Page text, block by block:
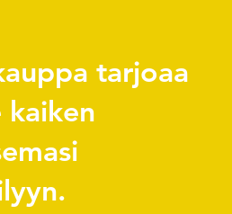
tarjoaa
kaiken